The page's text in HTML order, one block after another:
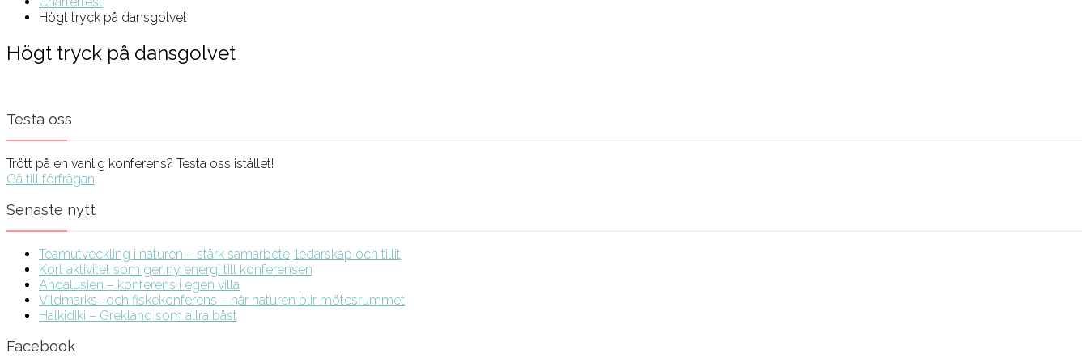
Högt tryck på dansgolvet
Högt tryck på dansgolvet
Testa oss
Trött på en vanlig konferens? Testa oss istället!
Gå till förfrågan
Senaste nytt
Teamutveckling i naturen – stärk samarbete, ledarskap och tillit
Kort aktivitet som ger ny energi till konferensen
Andalusien – konferens i egen villa
Vildmarks- och fiskekonferens – när naturen blir mötesrummet
Halkidiki – Grekland som allra bäst
Facebook